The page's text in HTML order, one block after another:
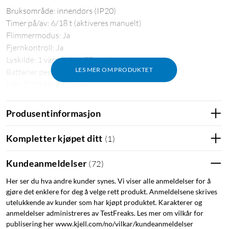
LES MER OM PRODUKTET
Bruksområde: innendørs (IP20)
Timer på/av: 6/18 t (aktiveres manuelt)
Flimmermodus: Ja
Fjernkontroll: Ja
Lyskilde: 1 varmhvitt LED per lys
Batterier per lys: 2x C/LR14 (selges separat)
Mål: Ø10x15/20/25 cm
I pakken
3x LED-kubbelys
Fjernkontroll
CR2025-batteri til fjernkontroll
Bruksanvisning
Kubbelys Kronelys Telys Batteridrevet LED-lys
Produsentinformasjon
Kompletter kjøpet ditt (1 )
Kundeanmeldelser (72)
Her ser du hva andre kunder synes. Vi viser alle anmeldelser for å
gjøre det enklere for deg å velge rett produkt. Anmeldelsene skrives
utelukkende av kunder som har kjøpt produktet. Karakterer og
anmeldelser administreres av TestFreaks. Les mer om vilkår for
publisering her www.kjell.com/no/vilkar/kundeanmeldelser